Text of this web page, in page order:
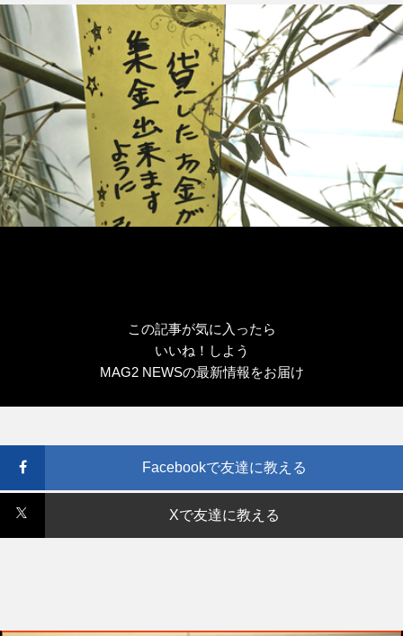
リ
ー
この記事が気に入ったら
いいね！しよう
MAG2 NEWSの最新情報をお届け
Facebookで友達に教える
Xで友達に教える